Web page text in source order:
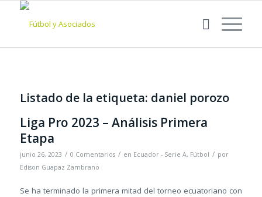
Listado de la etiqueta: daniel porozo
Liga Pro 2023 – Análisis Primera
Etapa
junio 26, 2023 / 0 Comentarios / en Ecuador - Serie A, Fútbol / por
Edison Guapaz Zambrano
Se ha terminado la primera mitad del torneo ecuatoriano con